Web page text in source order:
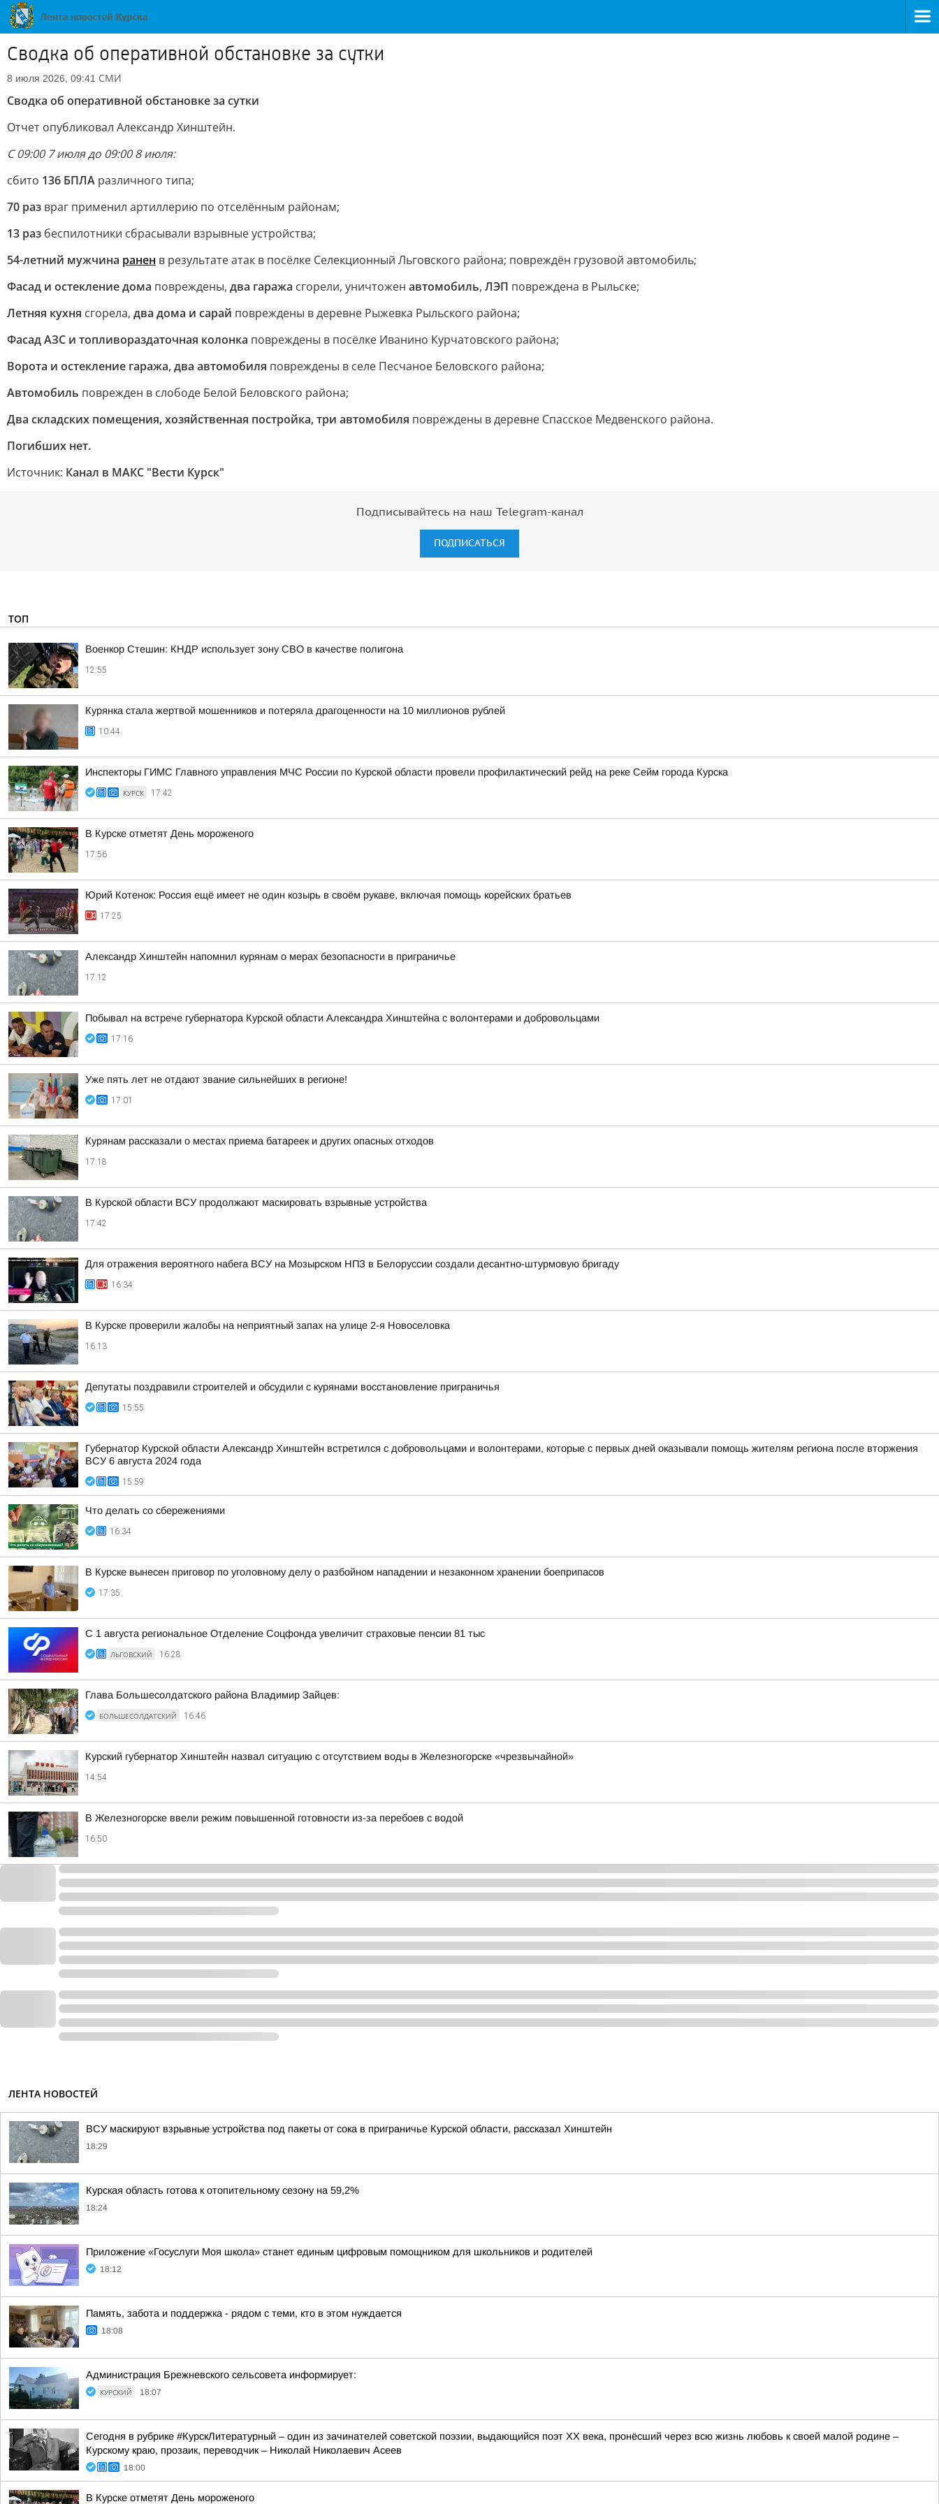
Сводка об оперативной обстановке за сутки
8 июля 2026, 09:41 СМИ
Сводка об оперативной обстановке за сутки
Отчет опубликовал Александр Хинштейн.
С 09:00 7 июля до 09:00 8 июля:
сбито 136 БПЛА различного типа;
70 раз враг применил артиллерию по отселённым районам;
13 раз беспилотники сбрасывали взрывные устройства;
54-летний мужчина ранен в результате атак в посёлке Селекционный Льговского района; повреждён грузовой автомобиль;
Фасад и остекление дома повреждены, два гаража сгорели, уничтожен автомобиль, ЛЭП повреждена в Рыльске;
Летняя кухня сгорела, два дома и сарай повреждены в деревне Рыжевка Рыльского района;
Фасад АЗС и топливораздаточная колонка повреждены в посёлке Иванино Курчатовского района;
Ворота и остекление гаража, два автомобиля повреждены в селе Песчаное Беловского района;
Автомобиль поврежден в слободе Белой Беловского района;
Два складских помещения, хозяйственная постройка, три автомобиля повреждены в деревне Спасское Медвенского района.
Погибших нет.
Источник: Канал в МАКС "Вести Курск"
Подписывайтесь на наш Telegram-канал
ПОДПИСАТЬСЯ
ТОП
Военкор Стешин: КНДР использует зону СВО в качестве полигона
12:55
Курянка стала жертвой мошенников и потеряла драгоценности на 10 миллионов рублей
10:44
Инспекторы ГИМС Главного управления МЧС России по Курской области провели профилактический рейд на реке Сейм города Курска
КУРСК 17:42
В Курске отметят День мороженого
17:56
Юрий Котенок: Россия ещё имеет не один козырь в своём рукаве, включая помощь корейских братьев
17:25
Александр Хинштейн напомнил курянам о мерах безопасности в приграничье
17:12
Побывал на встрече губернатора Курской области Александра Хинштейна с волонтерами и добровольцами
17:16
Уже пять лет не отдают звание сильнейших в регионе!
17:01
Курянам рассказали о местах приема батареек и других опасных отходов
17:18
В Курской области ВСУ продолжают маскировать взрывные устройства
17:42
Для отражения вероятного набега ВСУ на Мозырском НПЗ в Белоруссии создали десантно-штурмовую бригаду
16:34
В Курске проверили жалобы на неприятный запах на улице 2-я Новоселовка
16:13
Депутаты поздравили строителей и обсудили с курянами восстановление приграничья
15:55
Губернатор Курской области Александр Хинштейн встретился с добровольцами и волонтерами, которые с первых дней оказывали помощь жителям региона после вторжения
ВСУ 6 августа 2024 года
15:59
Что делать со сбережениями
16:34
В Курске вынесен приговор по уголовному делу о разбойном нападении и незаконном хранении боеприпасов
17:35
С 1 августа региональное Отделение Соцфонда увеличит страховые пенсии 81 тыс
ЛЬГОВСКИЙ 16:28
Глава Большесолдатского района Владимир Зайцев:
БОЛЬШЕСОЛДАТСКИЙ 16:46
Курский губернатор Хинштейн назвал ситуацию с отсутствием воды в Железногорске «чрезвычайной»
14:54
В Железногорске ввели режим повышенной готовности из-за перебоев с водой
16:50
ЛЕНТА НОВОСТЕЙ
ВСУ маскируют взрывные устройства под пакеты от сока в приграничье Курской области, рассказал Хинштейн
18:29
Курская область готова к отопительному сезону на 59,2%
18:24
Приложение «Госуслуги Моя школа» станет единым цифровым помощником для школьников и родителей
18:12
Память, забота и поддержка - рядом с теми, кто в этом нуждается
18:08
Администрация Брежневского сельсовета информирует:
КУРСКИЙ 18:07
Сегодня в рубрике #КурскЛитературный – один из зачинателей советской поэзии, выдающийся поэт ХХ века, пронёсший через всю жизнь любовь к своей малой родине –
Курскому краю, прозаик, переводчик – Николай Николаевич Асеев
18:00
В Курске отметят День мороженого